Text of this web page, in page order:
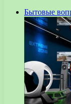
Бытовые